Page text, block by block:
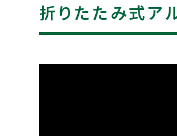
折りたたみ式ア